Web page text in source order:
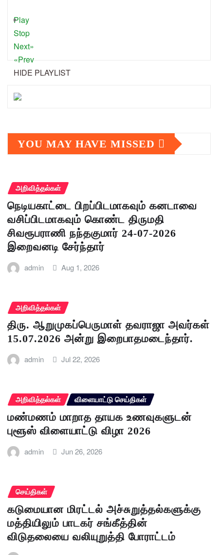
Play
Stop
Next»
«Prev
HIDE PLAYLIST
YOU MAY HAVE MISSED
அறிவித்தல்கள்
நெடியகாட்டை பிறப்பிடமாகவும் கனடாவை
வசிப்பிடமாகவும் கொண்ட திருமதி
சிவரூபராணி நந்தகுமார் 24-07-2026
இறைவனடி சேர்ந்தார்
admin Aug 1, 2026
அறிவித்தல்கள்
திரு. ஆறுமுகப்பெருமாள் தவராஜா அவர்கள்
15.07.2026 அன்று இறைபாதமடைந்தார்.
admin Jul 22, 2026
அறிவித்தல்கள் விளையாட்டு செய்திகள்
மண்மணம் மாறாத தாயக உணவுகளுடன்
புளூஸ் விளையாட்டு விழா 2026
admin Jun 26, 2026
செய்திகள்
கடுமையான மிரட்டல் அச்சுறுத்தல்களுக்கு
மத்தியிலும் பாடகர் சங்கீத்தின்
விடுதலையை வலியுறுத்தி போராட்டம்